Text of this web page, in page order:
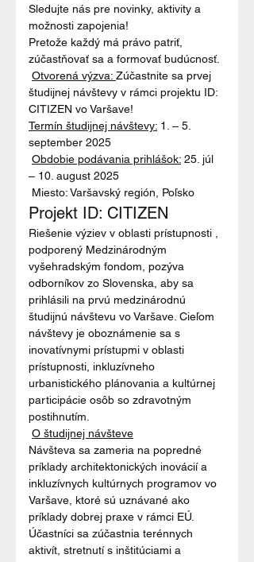
Sledujte nás pre novinky, aktivity a
možnosti zapojenia!
Pretože každý má právo patriť,
zúčastňovať sa a formovať budúcnosť.
Otvorená výzva: Zúčastnite sa prvej
študijnej návštevy v rámci projektu ID:
CITIZEN vo Varšave!
Termín študijnej návštevy: 1. – 5.
september 2025
Obdobie podávania prihlášok: 25. júl
– 10. august 2025
Miesto: Varšavský región, Poľsko
Projekt ID: CITIZEN
Riešenie výziev v oblasti prístupnosti ,
podporený Medzinárodným
vyšehradským fondom, pozýva
odborníkov zo Slovenska, aby sa
prihlásili na prvú medzinárodnú
študijnú návštevu vo Varšave. Cieľom
návštevy je oboznámenie sa s
inovatívnymi prístupmi v oblasti
prístupnosti, inkluzívneho
urbanistického plánovania a kultúrnej
participácie osôb so zdravotným
postihnutím.
O študijnej návšteve
Návšteva sa zameria na popredné
príklady architektonických inovácií a
inkluzívnych kultúrnych programov vo
Varšave, ktoré sú uznávané ako
príklady dobrej praxe v rámci EÚ.
Účastníci sa zúčastnia terénnych
aktivít, stretnutí s inštitúciami a